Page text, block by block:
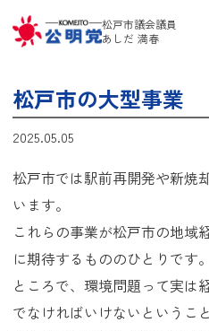
松戸市議会議員
あしだ 満春
松戸市の大型事業
2025.05.05
松戸市では駅前再開発や新焼
います。
これらの事業が松戸市の地域
に期待するもののひとりです。
ところで、環境問題って実は
でなければいけないということ